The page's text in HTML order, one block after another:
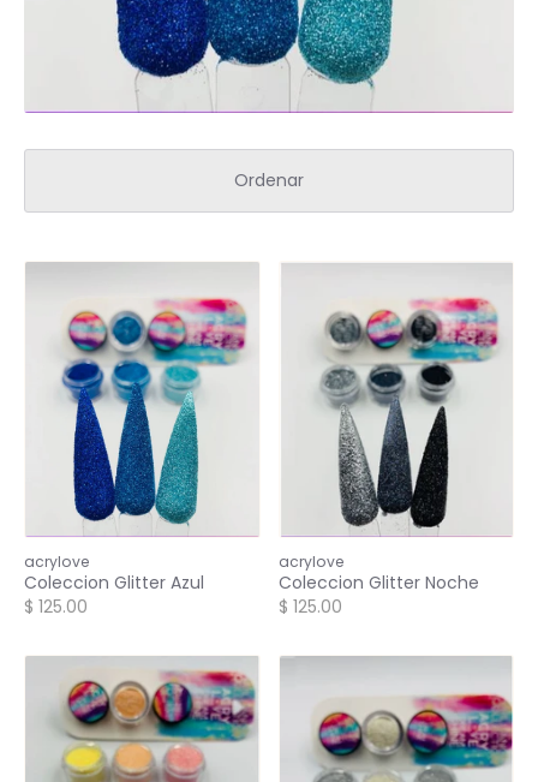
Spa para Manos y Pies
Complementos para Mesa
MARCAS "STAMPING" Tintas y Gel para estampar
Accesorios y estampadores
Ordenar
acrylove
Coleccion Glitter Azul
$ 125.00
acrylove
Coleccion Glitter Noche
$ 125.00